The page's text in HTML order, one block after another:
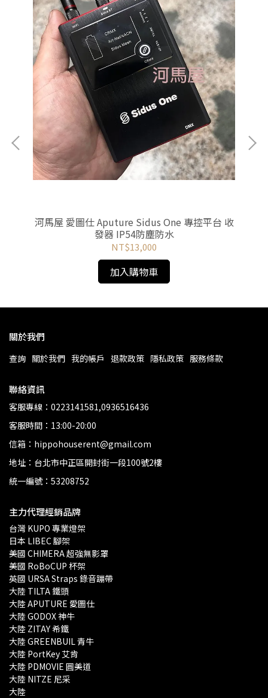
河馬屋 愛圖仕 Aputure Sidus One 專控平台 收
發器 IP54防塵防水
NT$13,000
加入購物車
關於我們
查詢 關於我們 我的帳戶 退款政策 隱私政策 服務條款
聯絡資訊
客服專線：0223141581,0936516436
客服時間：13:00-20:00
信箱：hippohouserent@gmail.com
地址：台北市中正區開封街一段100號2樓
統一編號：53208752
主力代理經銷品牌
台灣 KUPO 專業燈架
日本 LIBEC 腳架
美國 CHIMERA 超強無影罩
美國 RoBoCUP 杯架
英國 URSA Straps 錄音蹦帶
大陸 TILTA 鐵頭
大陸 APUTURE 愛圖仕
大陸 GODOX 神牛
大陸 ZITAY 希鐵
大陸 GREENBUIL 青牛
大陸 PortKey 艾肯
大陸 PDMOVIE 圓美道
大陸 NITZE 尼采
大陸